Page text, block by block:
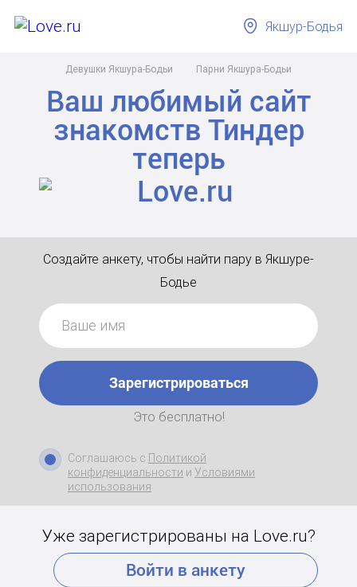
Девушки Якшура-Бодьи Парни Якшура-Бодьи
Якшур-Бодья
Ваш любимый сайт
знакомств Тиндер
теперь
Создайте анкету, чтобы найти пару в Якшуре-
Бодье
Зарегистрироваться
Это бесплатно!
Соглашаюсь с Политикой
конфиденциальности и Условиями
использования
Уже зарегистрированы на Love.ru?
Войти в анкету